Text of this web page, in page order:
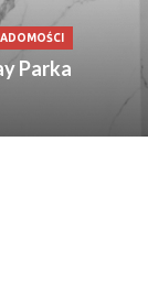
Parka